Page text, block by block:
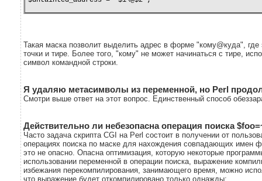
Такая маска позволит выделить адрес в форме "кому@куда",
точки и тире. Более того, "кому" не может начинаться с тире,
символ командной строки.
Я удаляю метасимволы из переменной, но Perl
Смотри выше ответ на этот вопрос. Единственный способ
Действительно ли небезопасна операция поиска
Часто задача скрипта CGI на Perl состоит в получении от
операциях поиска по маске для нахождения совпадающих имен
это не опасно. Опасна оптимизация, которую некоторые
использовании переменной в операции поиска, выражение
избежания перекомпилирования, занимающего время, можно
что выражение будет откомпилировано только однажды: